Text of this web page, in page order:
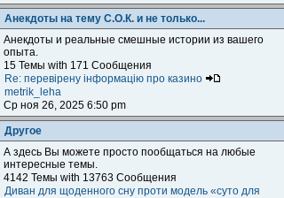
Анекдоты на тему С.О.К. и не только...
Анекдоты и реальные смешные истории из вашего
опыта.
15 Темы with 171 Сообщения
Re: перевірену інформацію про казино
metrik_leha
Ср ноя 26, 2025 6:50 pm
Другое
А здесь Вы можете просто пообщаться на любые
интересные темы.
4142 Темы with 13763 Сообщения
Диван для щоденного сну проти модель «суто для